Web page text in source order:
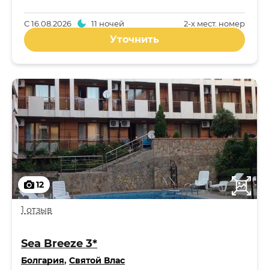
2-x мест. номер
С16.08.2026 11 ночей
Уточнить
12
1 отзыв
Sea Breeze 3*
Болгария, Святой Влас